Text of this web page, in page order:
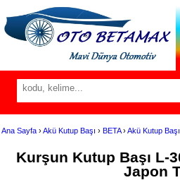
Ana Sayfa ›Akü Kutup Başı › BETA›Akü Kutup Başı
Kurşun Kutup Başı L-
Japon